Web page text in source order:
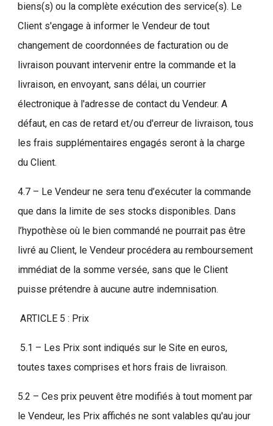
biens(s) ou la complète exécution des service(s). Le
Client s'engage à informer le Vendeur de tout
changement de coordonnées de facturation ou de
livraison pouvant intervenir entre la commande et la
livraison, en envoyant, sans délai, un courrier
électronique à l'adresse de contact du Vendeur. A
défaut, en cas de retard et/ou d'erreur de livraison, tous
les frais supplémentaires engagés seront à la charge
du Client.
4.7 – Le Vendeur ne sera tenu d’exécuter la commande
que dans la limite de ses stocks disponibles. Dans
l’hypothèse où le bien commandé ne pourrait pas être
livré au Client, le Vendeur procédera au remboursement
immédiat de la somme versée, sans que le Client
puisse prétendre à aucune autre indemnisation.
ARTICLE 5 : Prix
5.1 – Les Prix sont indiqués sur le Site en euros,
toutes taxes comprises et hors frais de livraison.
5.2 – Ces prix peuvent être modifiés à tout moment par
le Vendeur, les Prix affichés ne sont valables qu'au jour